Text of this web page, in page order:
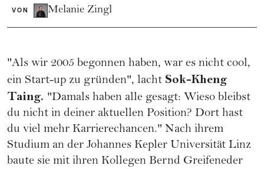
VON Melanie Zingl
"Als wir 2005 begonnen haben, war es nicht cool,
ein Start-up zu gründen", lacht Sok-Kheng
Taing. "Damals haben alle gesagt: Wieso bleibst
du nicht in deiner aktuellen Position? Dort hast
du viel mehr Karrierechancen." Nach ihrem
Studium an der Johannes Kepler Universität Linz
baute sie mit ihren Kollegen Bernd Greifeneder